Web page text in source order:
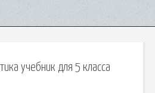
учебник для 5 класса